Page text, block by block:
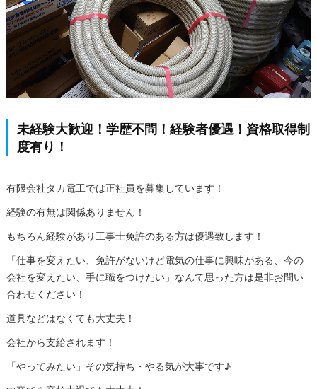
未経験大歓迎！学歴不問！経験者優遇！資格取得制
度有り！
有限会社タカ電工では正社員を募集しています！
経験の有無は関係ありません！
もちろん経験があり工事士免許のある方は優遇致します！
「仕事を変えたい、免許がないけど電気の仕事に興味がある、今の
会社を変えたい、手に職をつけたい」なんて思った方は是非お問い
合わせください！
道具などはなくても大丈夫！
会社から支給されます！
「やってみたい」その気持ち・やる気が大事です♪